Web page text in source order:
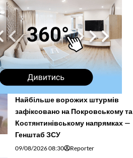
Найбільше ворожих штурмів
зафіксовано на Покровському та
Костянтинівському напрямках —
Генштаб ЗСУ
09/08/2026 08:30 Reporter